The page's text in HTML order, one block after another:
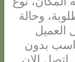
وحالة
العميل
بدون